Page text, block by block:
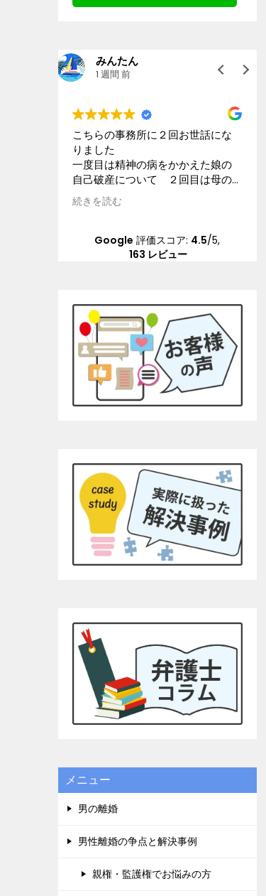
google ok
2 週間 前
星4.5とします。
離婚及び婚姻費用、養育費、不倫
などについて、女性の為にテクニ
ック、個人的感想を参考にと書き
ます。大宮駅前から少し歩いた大
きなビルの13階にあります。事務
分の担当をしてもらった弁護士さ
んは、平栗弁護士です。LINEのレス
と人が変わった様に別人になりま
す。あまり機嫌悪そうなら、ヤオ
コーの安いかりん糖か、栄養ドリ
ンク1本あげれば優しくなりま
す！！そして、夫の不倫、不定行
為については、証拠のハードルが
高いのできちんと用意もしくは、
と、弁護士の力量によると思いま
す。ですので文章で端的に経緯を
まとめ持参していくと有効かつ便
利です。チャットGPやGemini使
って文字起こしを私は勧めます。
埼玉県民であれば、アデ○ーレさん
より完全にいいです。支払った金
額に対して今回の結果は私にとっ
す。弁護士に丸投げはできないで
す。26年４月からの法改正で本当
に良かったです。子供の為にハー
ドルが高いと断念せず、精神、不
貞、金銭、仕事の為に泣き寝入
り、子供の親権だけなど思わず、
一度相談をするべきです。人生は
他の弁護士事務所もいくつか当た
りましたが、コネがない方は探す
テクニックが必要なので、事務所
せて頂きました。皆様の参考にな
れば幸いです。よければGood ボ
タンを押して上にあげてもらっ
て、沢山の女性に見てもらいたい
続きを読む
Google 評価スコア: 4.5/5,
163 レビュー
メニュー
男の離婚
男性離婚の争点と解決事例
親権・監護権でお悩みの方